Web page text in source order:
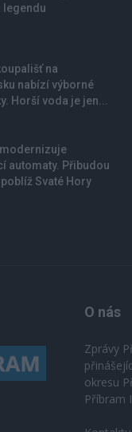
na
nabízí výborné
Horší voda je jen...
automaty. Přibudou
Svaté Hory
O nás
Zprávy
okresu
Příbram